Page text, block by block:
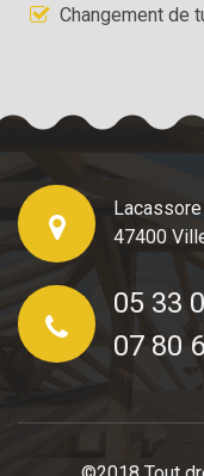
Changement de
Lacassore
47400
05 33
07 80